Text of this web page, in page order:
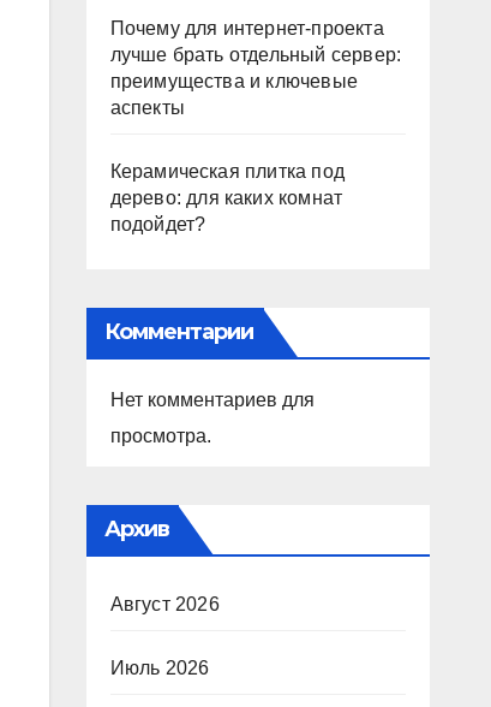
Почему для интернет-проекта
лучше брать отдельный сервер:
преимущества и ключевые
аспекты
Керамическая плитка под
дерево: для каких комнат
подойдет?
Комментарии
Нет комментариев для
просмотра.
Архив
Август 2026
Июль 2026